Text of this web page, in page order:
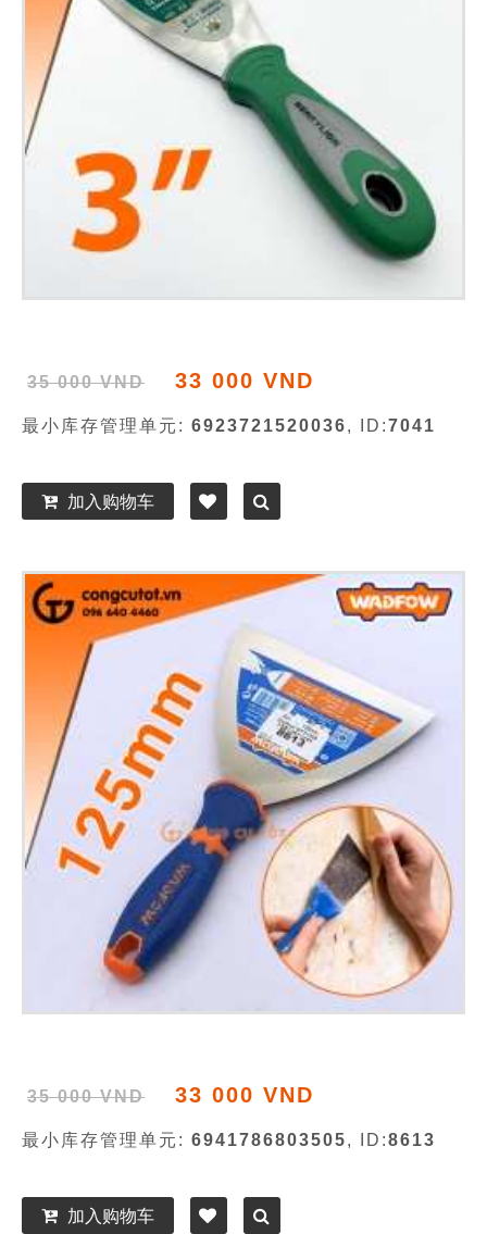
35 000 VND 33 000 VND
最小库存管理单元: 6923721520036, ID:7041
加入购物车
35 000 VND 33 000 VND
最小库存管理单元: 6941786803505, ID:8613
加入购物车